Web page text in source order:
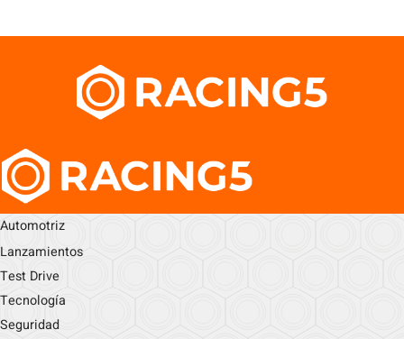
Automotriz
Lanzamientos
Test Drive
Tecnología
Seguridad